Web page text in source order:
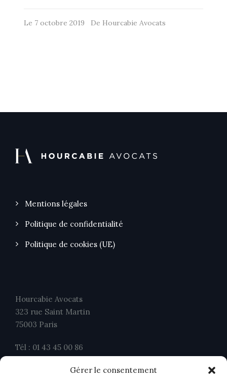
Gérer le consentement
Le 7 octobre 2019 De Hourcabie Avocats
Mentions légales
Politique de confidentialité
Politique de cookies (UE)
Hourcabie Avocats
323 rue Saint Martin
75003 Paris
Tél : 01 43 45 00 86
contact@ahavocats.fr